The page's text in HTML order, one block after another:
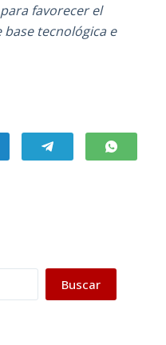
favorecer el
tecnológica e
Buscar